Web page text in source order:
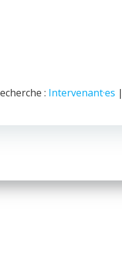
: Intervenant·es |